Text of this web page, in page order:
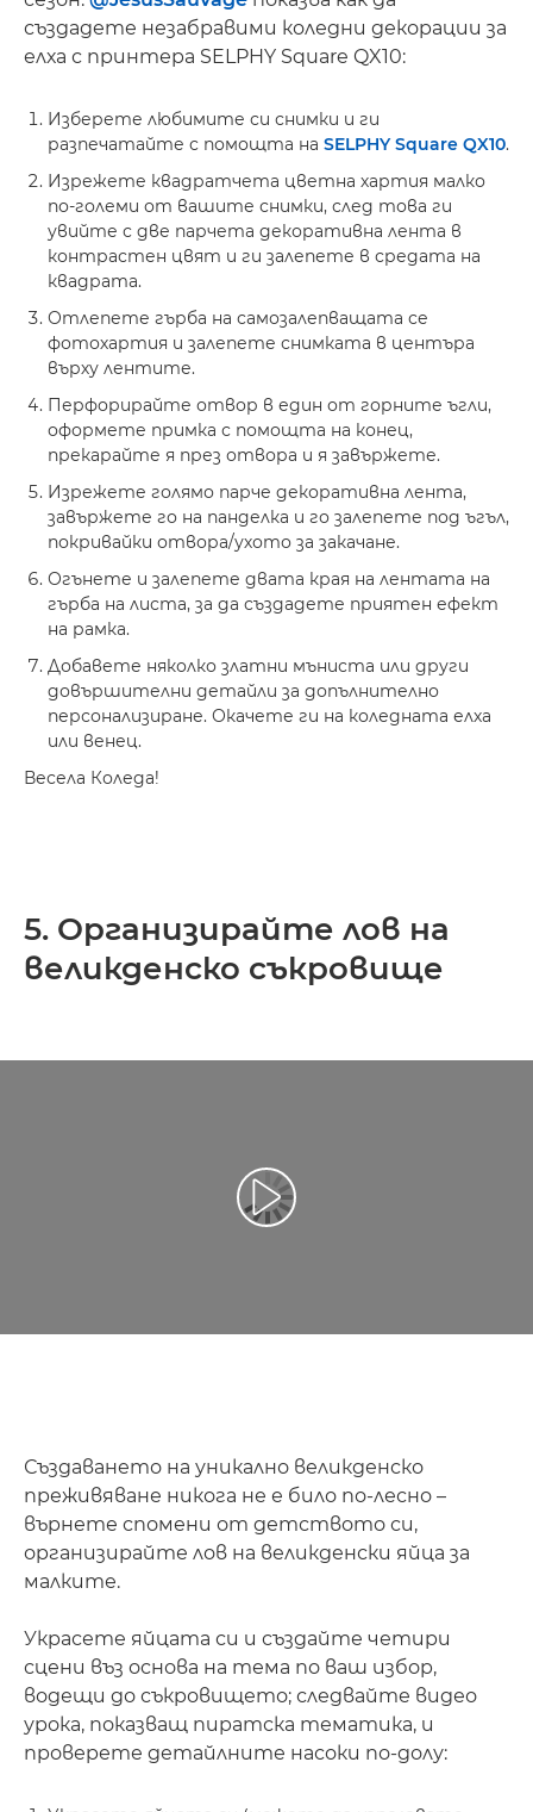
създадете незабравими коледни декорации за
елха с принтера SELPHY Square QX10:
Изберете любимите си снимки и ги
разпечатайте с помощта на SELPHY Square QX10.
Изрежете квадратчета цветна хартия малко
по-големи от вашите снимки, след това ги
увийте с две парчета декоративна лента в
контрастен цвят и ги залепете в средата на
квадрата.
Отлепете гърба на самозалепващата се
фотохартия и залепете снимката в центъра
върху лентите.
Перфорирайте отвор в един от горните ъгли,
оформете примка с помощта на конец,
прекарайте я през отвора и я завържете.
Изрежете голямо парче декоративна лента,
завържете го на панделка и го залепете под ъгъл,
покривайки отвора/ухото за закачане.
Огънете и залепете двата края на лентата на
гърба на листа, за да създадете приятен ефект
на рамка.
Добавете няколко златни мъниста или други
довършителни детайли за допълнително
персонализиране. Окачете ги на коледната елха
или венец.
Весела Коледа!
5. Организирайте лов на
великденско съкровище
Възпроизведете видео
Създаването на уникално великденско
преживяване никога не е било по-лесно –
върнете спомени от детството си,
организирайте лов на великденски яйца за
малките.
Украсете яйцата си и създайте четири
сцени въз основа на тема по ваш избор,
водещи до съкровището; следвайте видео
урока, показващ пиратска тематика, и
проверете детайлните насоки по-долу: